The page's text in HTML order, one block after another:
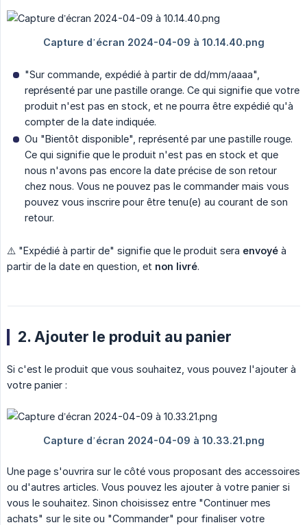
"Sur commande, expédié à partir de dd/mm/aaaa",
représenté par une pastille orange. Ce qui signifie que votre
produit n'est pas en stock, et ne pourra être expédié qu'à
compter de la date indiquée.
Ou "Bientôt disponible", représenté par une pastille rouge.
Ce qui signifie que le produit n'est pas en stock et que
nous n'avons pas encore la date précise de son retour
chez nous. Vous ne pouvez pas le commander mais vous
pouvez vous inscrire pour être tenu(e) au courant de son
retour.
⚠️ "Expédié à partir de" signifie que le produit sera envoyé à
partir de la date en question, et non livré.
2. Ajouter le produit au panier
Si c'est le produit que vous souhaitez, vous pouvez l'ajouter à
votre panier :
Une page s'ouvrira sur le côté vous proposant des accessoires
ou d'autres articles. Vous pouvez les ajouter à votre panier si
vous le souhaitez. Sinon choisissez entre "Continuer mes
achats" sur le site ou "Commander" pour finaliser votre